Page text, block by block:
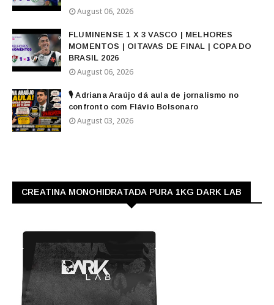
August 06, 2026
FLUMINENSE 1 X 3 VASCO | MELHORES
MOMENTOS | OITAVAS DE FINAL | COPA DO
BRASIL 2026
August 06, 2026
🎙️ Adriana Araújo dá aula de jornalismo no
confronto com Flávio Bolsonaro
August 03, 2026
CREATINA MONOHIDRATADA PURA 1KG DARK LAB